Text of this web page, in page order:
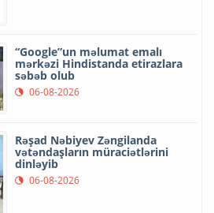
“Google”un məlumat emalı
mərkəzi Hindistanda etirazlara
səbəb olub
06-08-2026
Rəşad Nəbiyev Zəngilanda
vətəndaşların müraciətlərini
dinləyib
06-08-2026